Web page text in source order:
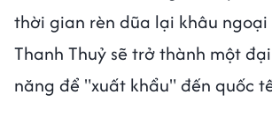
thời gian rèn dũa lại khâu
Thanh Thuỷ sẽ trở thành một
năng để "xuất khẩu" đến quốc